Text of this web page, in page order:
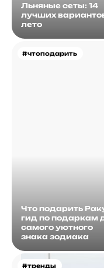
Льняные сеты: 14
лучших
лето
#чтоподарить
Что подарить
гид по подаркам
самого уютного
знака зодиака
#тренды